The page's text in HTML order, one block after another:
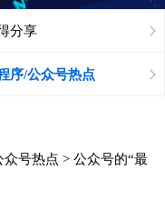
分享
序/公众号热点
众号热点 > 公众号的“最